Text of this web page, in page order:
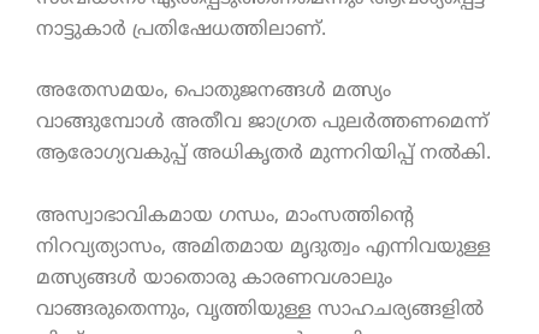
നാട്ടുകാർ പ്രതിഷേധത്തിലാണ്.
അതേസമയം, പൊതുജനങ്ങൾ മത്സ്യം
വാങ്ങുമ്പോൾ അതീവ ജാഗ്രത പുലർത്തണമെന്ന്
ആരോഗ്യവകുപ്പ് അധികൃതർ മുന്നറിയിപ്പ് നൽകി.
അസ്വാഭാവികമായ ഗന്ധം, മാംസത്തിന്റെ
നിറവ്യത്യാസം, അമിതമായ മൃദുത്വം എന്നിവയുള്ള
മത്സ്യങ്ങൾ യാതൊരു കാരണവശാലും
വാങ്ങരുതെന്നും, വൃത്തിയുള്ള സാഹചര്യങ്ങളിൽ